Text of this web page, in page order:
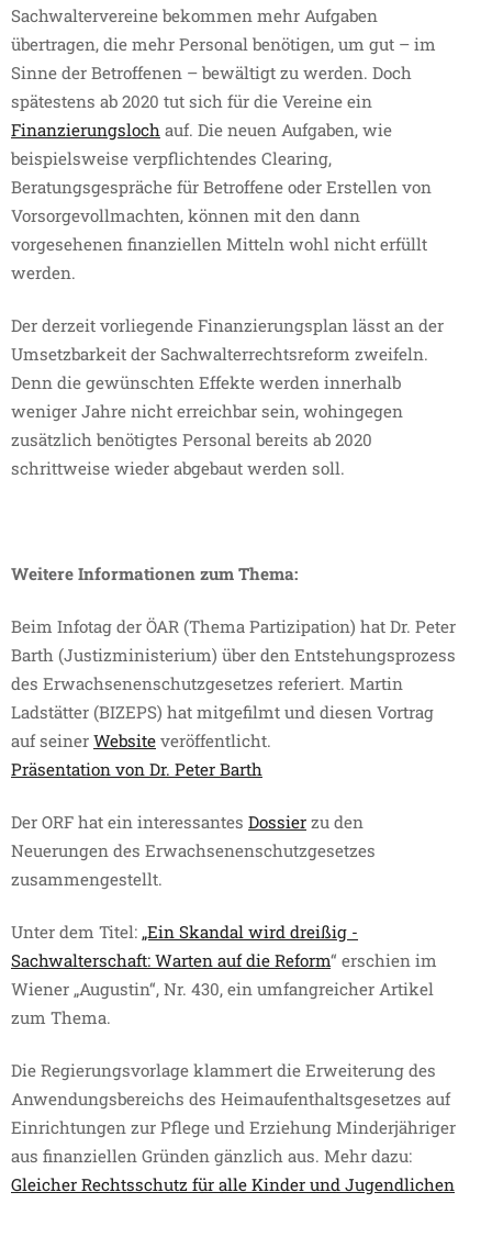
Sachwaltervereine bekommen mehr Aufgaben
übertragen, die mehr Personal benötigen, um gut – im
Sinne der Betroffenen – bewältigt zu werden. Doch
spätestens ab 2020 tut sich für die Vereine ein
Finanzierungsloch auf. Die neuen Aufgaben, wie
beispielsweise verpflichtendes Clearing,
Beratungsgespräche für Betroffene oder Erstellen von
Vorsorgevollmachten, können mit den dann
vorgesehenen finanziellen Mitteln wohl nicht erfüllt
werden.
Der derzeit vorliegende Finanzierungsplan lässt an der
Umsetzbarkeit der Sachwalterrechtsreform zweifeln.
Denn die gewünschten Effekte werden innerhalb
weniger Jahre nicht erreichbar sein, wohingegen
zusätzlich benötigtes Personal bereits ab 2020
schrittweise wieder abgebaut werden soll.
Weitere Informationen zum Thema:
Beim Infotag der ÖAR (Thema Partizipation) hat Dr. Peter
Barth (Justizministerium) über den Entstehungsprozess
des Erwachsenenschutzgesetzes referiert. Martin
Ladstätter (BIZEPS) hat mitgefilmt und diesen Vortrag
auf seiner Website veröffentlicht.
Präsentation von Dr. Peter Barth
Der ORF hat ein interessantes Dossier zu den
Neuerungen des Erwachsenenschutzgesetzes
zusammengestellt.
Unter dem Titel: „Ein Skandal wird dreißig -
Sachwalterschaft: Warten auf die Reform“ erschien im
Wiener „Augustin“, Nr. 430, ein umfangreicher Artikel
zum Thema.
Die Regierungsvorlage klammert die Erweiterung des
Anwendungsbereichs des Heimaufenthaltsgesetzes auf
Einrichtungen zur Pflege und Erziehung Minderjähriger
aus finanziellen Gründen gänzlich aus. Mehr dazu:
Gleicher Rechtsschutz für alle Kinder und Jugendlichen